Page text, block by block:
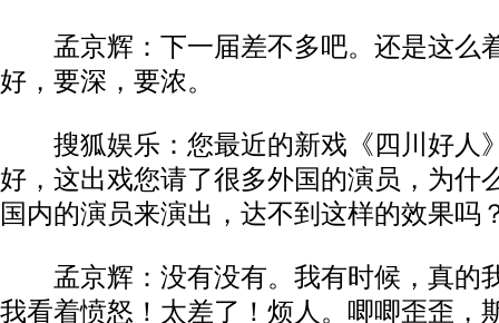
孟京辉：下一届差不多吧。还是这么
好，要深，要浓。
搜狐娱乐：您最近的新戏《四川好人
好，这出戏您请了很多外国的演员，为什
国内的演员来演出，达不到这样的效果吗
孟京辉：没有没有。我有时候，真的
我看着愤怒！太差了！烦人。唧唧歪歪，